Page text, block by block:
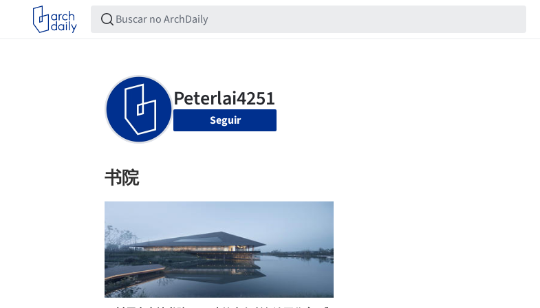
Seguir
书院